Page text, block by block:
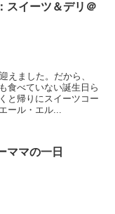
スイーツ＆デリ＠
えました。だから、
食べていない誕生日ら
と帰りにスイーツコー
ール・エル...
ママの一日